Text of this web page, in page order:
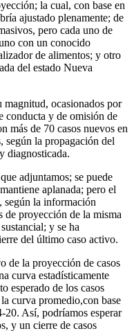
la cual, con base en
ajustado plenamente; de
pero cada uno de
con un conocido
de alimentos; y otro
del estado Nueva
magnitud, ocasionados por
conducta y de omisión de
más de 70 casos nuevos en
según la propagación del
diagnosticada.
adjuntamos; se puede
aplanada; pero el
según la información
de proyección de la misma
y se ha
del último caso activo.
de la proyección de casos
curva estadísticamente
esperado de los casos
curva promedio,con base
20. Así, podríamos esperar
y un cierre de casos